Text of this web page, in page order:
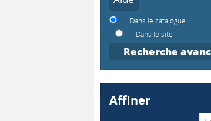
Dans le catalogue
Dans le site
Recherche
affiner